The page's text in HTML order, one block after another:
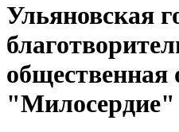
Ульяновская
общественная
"Милосердие"